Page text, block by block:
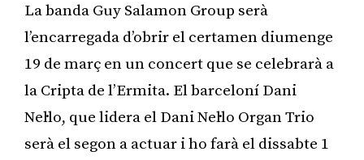
La banda Guy Salamon Group serà
l’encarregada d’obrir el certamen diumenge
19 de març en un concert que se celebrarà a
la Cripta de l’Ermita. El barceloní Dani
Nel·lo, que lidera el Dani Nel·lo Organ Trio
serà el segon a actuar i ho farà el dissabte 1